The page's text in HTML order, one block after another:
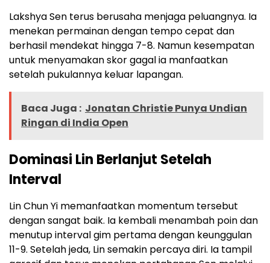
Lakshya Sen terus berusaha menjaga peluangnya. Ia
menekan permainan dengan tempo cepat dan
berhasil mendekat hingga 7-8. Namun kesempatan
untuk menyamakan skor gagal ia manfaatkan
setelah pukulannya keluar lapangan.
Baca Juga : Jonatan Christie Punya Undian
Ringan di India Open
Dominasi Lin Berlanjut Setelah
Interval
Lin Chun Yi memanfaatkan momentum tersebut
dengan sangat baik. Ia kembali menambah poin dan
menutup interval gim pertama dengan keunggulan
11-9. Setelah jeda, Lin semakin percaya diri. Ia tampil